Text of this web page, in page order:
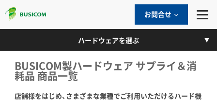
お問合せ
ハードウェアを選ぶ
BUSICOM製ハードウェア サプライ＆消
耗品 商品一覧
店舗様をはじめ、さまざまな業種でご利用いただけるハード機